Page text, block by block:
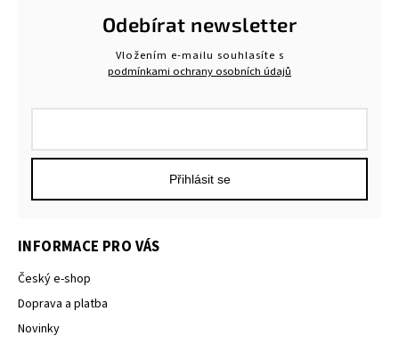
INFORMACE PRO VÁS
Český e-shop
Doprava a platba
Novinky
Odebírat newsletter
Vložením e-mailu souhlasíte s
podmínkami ochrany osobních údajů
Přihlásit se